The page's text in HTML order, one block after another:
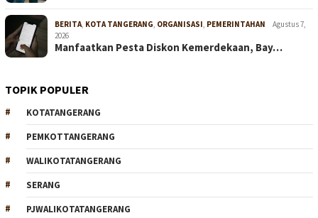
BERITA, KOTA TANGERANG, ORGANISASI, PEMERINTAHAN
Agustus 7,
2026
Manfaatkan Pesta Diskon Kemerdekaan, Bay…
TOPIK POPULER
KOTATANGERANG
PEMKOTTANGERANG
WALIKOTATANGERANG
SERANG
PJWALIKOTATANGERANG